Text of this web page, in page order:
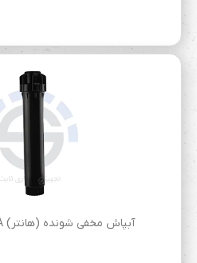
آبپاش مخفی شونده (هانتر) AK-PS ULTRA) 17A)